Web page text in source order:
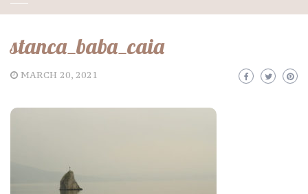
stanca_baba_caia
MARCH 20, 2021